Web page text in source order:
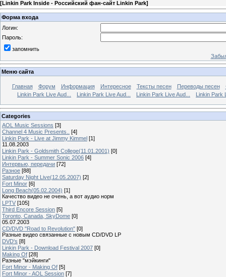
[Linkin Park Inside - Российский фан-сайт Linkin Park]
Форма входа
Логин:
Пароль:
запомнить
Меню сайта
Главная Форум Информация Интересное Тексты песен Переводы песен
Linkin Park Live Aud...
Linkin Park Live Aud... Linkin Park Live Aud... Linkin Park
Categories
AOL Music Sessions [3]
Channel 4 Music Presents..
[4]
Linkin Park - Live at Jimmy Kimmel [1]
11.08.2003
Linkin Park - Goldsmith College(11.01.2001) [0]
Linkin Park - Summer Sonic 2006 [4]
Интервью, передачи [72]
Разное [88]
Saturday Night Live(12.05.2007) [2]
Fort Minor [6]
Long Beach(05.02.2004) [1]
Качество видео не очень, а вот аудио норм
LPTV [105]
Third Encore Session [5]
Toronto, Canada, SkyDome [0]
05.07.2003
CD/DVD "Road to Revolution" [0]
Разные видео связанные с новым CD/DVD LP
DVD's [8]
Linkin Park - Download Festival 2007 [0]
Making Of [28]
Разные "мэйкинги"
Fort Minor - Making Of [5]
Fort Minor - AOL Session [7]